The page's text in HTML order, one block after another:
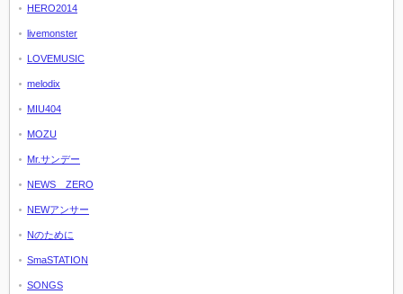
HERO2014
livemonster
LOVEMUSIC
melodix
MIU404
MOZU
Mr.サンデー
NEWS ZERO
NEWアンサー
Nのために
SmaSTATION
SONGS